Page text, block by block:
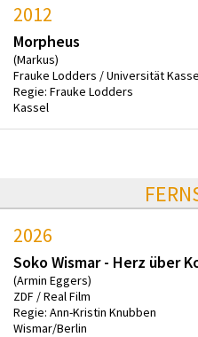
2012
Morpheus
(Markus)
Frauke Lodders / Universität
Regie: Frauke Lodders
Kassel
2026
Soko Wismar - Herz über
(Armin Eggers)
ZDF / Real Film
Regie: Ann-Kristin Knubben
Wismar/Berlin